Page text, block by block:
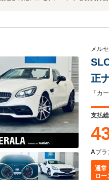
メル
正
ハ
ー
支払
Aプラ
通常
ロー